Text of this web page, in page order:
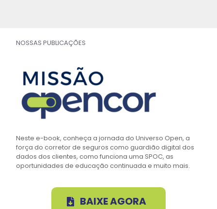
NOSSAS PUBLICAÇÕES
Neste e-book, conheça a jornada do Universo Open, a
força do corretor de seguros como guardião digital dos
dados dos clientes, como funciona uma SPOC, as
oportunidades de educação continuada e muito mais.
BAIXE AGORA